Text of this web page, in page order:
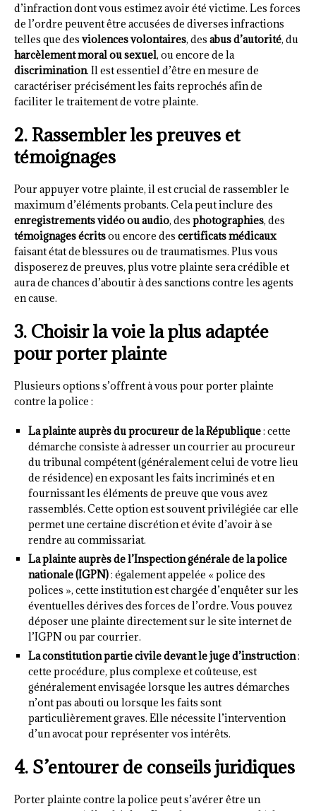
d’infraction dont vous estimez avoir été victime. Les forces
de l’ordre peuvent être accusées de diverses infractions
telles que des violences volontaires, des abus d’autorité, du
harcèlement moral ou sexuel, ou encore de la
discrimination. Il est essentiel d’être en mesure de
caractériser précisément les faits reprochés afin de
faciliter le traitement de votre plainte.
2. Rassembler les preuves et
témoignages
Pour appuyer votre plainte, il est crucial de rassembler le
maximum d’éléments probants. Cela peut inclure des
enregistrements vidéo ou audio, des photographies, des
témoignages écritsou encore des certificats médicaux
faisant état de blessures ou de traumatismes. Plus vous
disposerez de preuves, plus votre plainte sera crédible et
aura de chances d’aboutir à des sanctions contre les agents
en cause.
3. Choisir la voie la plus adaptée
pour porter plainte
Plusieurs options s’offrent à vous pour porter plainte
contre la police :
La plainte auprès du procureur de la République: cette
démarche consiste à adresser un courrier au procureur
du tribunal compétent (généralement celui de votre lieu
de résidence) en exposant les faits incriminés et en
fournissant les éléments de preuve que vous avez
rassemblés. Cette option est souvent privilégiée car elle
permet une certaine discrétion et évite d’avoir à se
rendre au commissariat.
La plainte auprès de l’Inspection générale de la police
nationale (IGPN): également appelée « police des
polices », cette institution est chargée d’enquêter sur les
éventuelles dérives des forces de l’ordre. Vous pouvez
déposer une plainte directement sur le site internet de
l’IGPN ou par courrier.
La constitution partie civile devant le juge d’instruction:
cette procédure, plus complexe et coûteuse, est
généralement envisagée lorsque les autres démarches
n’ont pas abouti ou lorsque les faits sont
particulièrement graves. Elle nécessite l’intervention
d’un avocat pour représenter vos intérêts.
4. S’entourer de conseils juridiques
Porter plainte contre la police peut s’avérer être un